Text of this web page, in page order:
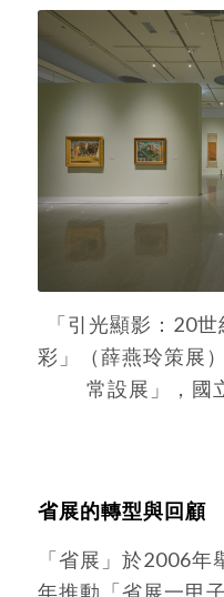
「引光顯影：20
彩」（薛燕玲策展
常設展」，國
省展的轉型與回顧
「省展」於2006
年推動「省展一甲